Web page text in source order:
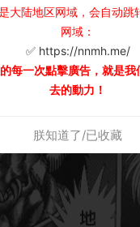
大陆地区网域，会自动跳
网域：
✅ https://nnmh.me/
每一次點擊廣告，就是我
去的動力！
朕知道了/已收藏